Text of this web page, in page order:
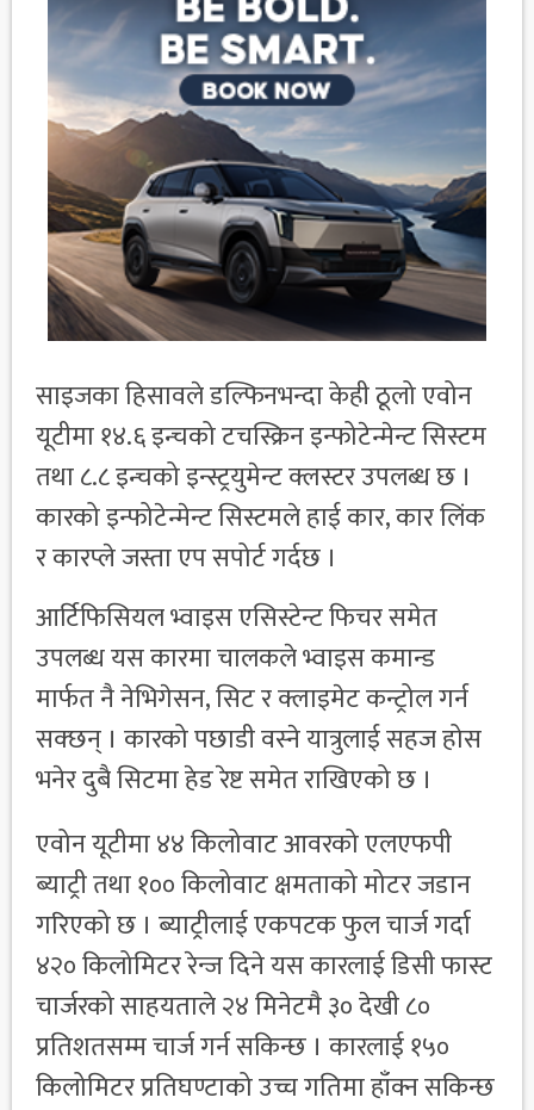
साइजका हिसावले डल्फिनभन्दा केही ठूलो एवोन
यूटीमा १४.६ इन्चको टचस्क्रिन इन्फोटेन्मेन्ट सिस्टम
तथा ८.८ इन्चको इन्स्ट्रयुमेन्ट क्लस्टर उपलब्ध छ ।
कारको इन्फोटेन्मेन्ट सिस्टमले हाई कार, कार लिंक
र कारप्ले जस्ता एप सपोर्ट गर्दछ ।
आर्टिफिसियल भ्वाइस एसिस्टेन्ट फिचर समेत
उपलब्ध यस कारमा चालकले भ्वाइस कमान्ड
मार्फत नै नेभिगेसन, सिट र क्लाइमेट कन्ट्रोल गर्न
सक्छन् । कारको पछाडी वस्ने यात्रुलाई सहज होस
भनेर दुबै सिटमा हेड रेष्ट समेत राखिएको छ ।
एवोन यूटीमा ४४ किलोवाट आवरको एलएफपी
ब्याट्री तथा १०० किलोवाट क्षमताको मोटर जडान
गरिएको छ । ब्याट्रीलाई एकपटक फुल चार्ज गर्दा
४२० किलोमिटर रेन्ज दिने यस कारलाई डिसी फास्ट
चार्जरको साहयताले २४ मिनेटमै ३० देखी ८०
प्रतिशतसम्म चार्ज गर्न सकिन्छ । कारलाई १५०
किलोमिटर प्रतिघण्टाको उच्च गतिमा हाँक्न सकिन्छ